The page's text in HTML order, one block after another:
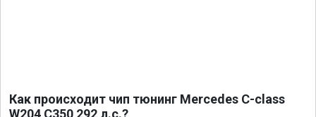
Как происходит чип тюнинг Mercedes C-class
W204 C350 292 л.с.?